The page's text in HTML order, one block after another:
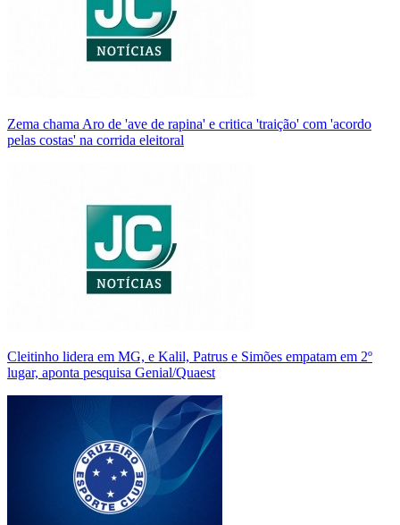
Zema chama Aro de 'ave de rapina' e critica 'traição' com 'acordo
pelas costas' na corrida eleitoral
Cleitinho lidera em MG, e Kalil, Patrus e Simões empatam em 2º
lugar, aponta pesquisa Genial/Quaest